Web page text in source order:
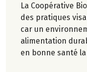
La Coopérative
des pratiques
car un
alimentation
en bonne santé